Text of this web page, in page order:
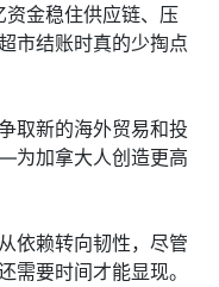
金稳住供应链、压
市结账时真的少掏点
取新的海外贸易和投
为加拿大人创造更高
依赖转向韧性，尽管
需要时间才能显现。